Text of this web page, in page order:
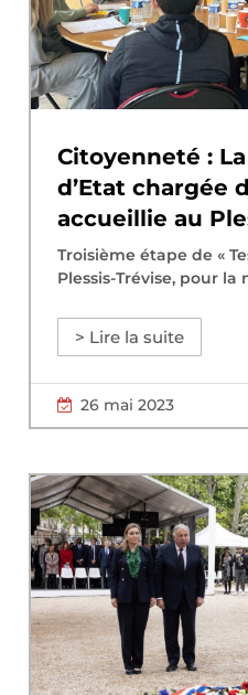
Citoyenneté :
d’Etat chargée
accueillie au
Troisième étape de «
Plessis-Trévise, pour la
> Lire la suite
26 mai 2023